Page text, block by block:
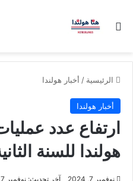
بحث عن
الرئيسية / أخبار هولندا
أخبار هولندا
ارتفاع عدد
هولندا للسنة
نوفمبر 7, 2024 آخر تحديث: نوفمبر 7, 2024